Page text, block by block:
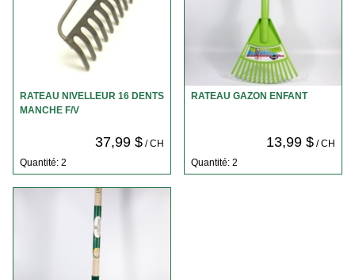
RATEAU NIVELLEUR 16 DENTS
MANCHE F/V
37,99 $/ CH
Quantité: 2
RATEAU GAZON ENFANT
13,99 $/ CH
Quantité: 2